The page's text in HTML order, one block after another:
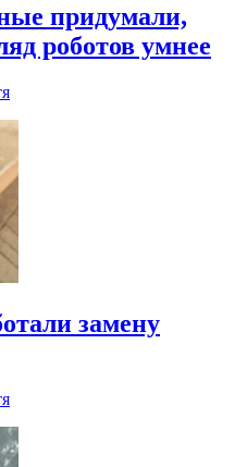
придумали,
роботов умнее
замену